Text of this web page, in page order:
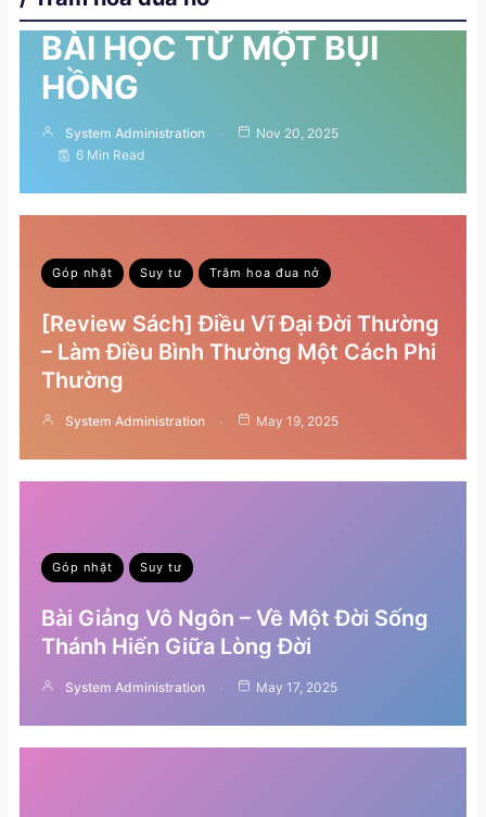
BÀI HỌC TỪ MỘT BỤI
HỒNG
System Administration
Nov 20, 2025
6 Min Read
Góp nhặt Suy tư Trăm hoa đua nở
[Review Sách] Điều Vĩ Đại Đời Thường
– Làm Điều Bình Thường Một Cách Phi
Thường
System Administration May 19, 2025
Góp nhặt Suy tư
Bài Giảng Vô Ngôn – Về Một Đời Sống
Thánh Hiến Giữa Lòng Đời
System Administration May 17, 2025